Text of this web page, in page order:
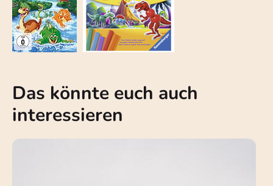
Das könnte euch auch
interessieren